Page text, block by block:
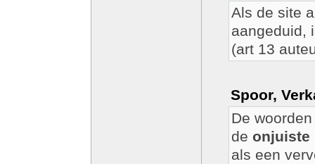
Als de site
aangeduid,
(art 13
Spoor,
De
de onjuiste
als een